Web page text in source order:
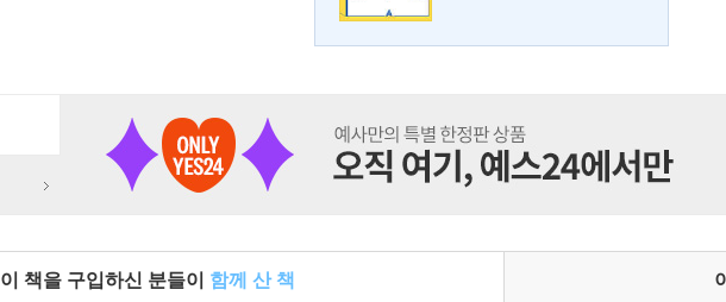
이 책을 구입하신 분들이 함께 산 책